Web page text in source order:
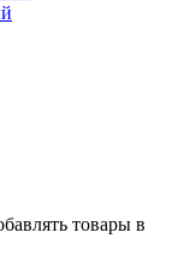
товары в